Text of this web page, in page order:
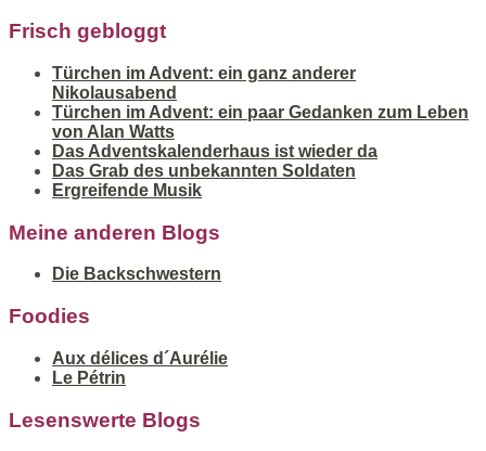
Frisch gebloggt
Türchen im Advent: ein ganz anderer
Nikolausabend
Türchen im Advent: ein paar Gedanken zum Leben
von Alan Watts
Das Adventskalenderhaus ist wieder da
Das Grab des unbekannten Soldaten
Ergreifende Musik
Meine anderen Blogs
Die Backschwestern
Foodies
Aux délices d´Aurélie
Le Pétrin
Lesenswerte Blogs